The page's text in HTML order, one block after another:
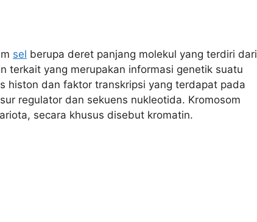
sel berupa deret panjang molekul yang terdiri dari
terkait yang merupakan informasi genetik suatu
histon dan faktor transkripsi yang terdapat pada
regulator dan sekuens nukleotida. Kromosom
secara khusus disebut kromatin.